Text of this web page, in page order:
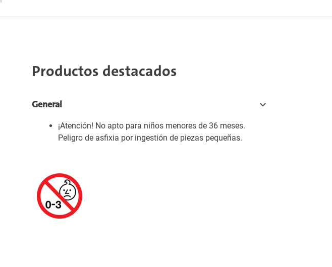
Productos destacados
General
¡Atención! No apto para niños menores de 36 meses.
Peligro de asfixia por ingestión de piezas pequeñas.